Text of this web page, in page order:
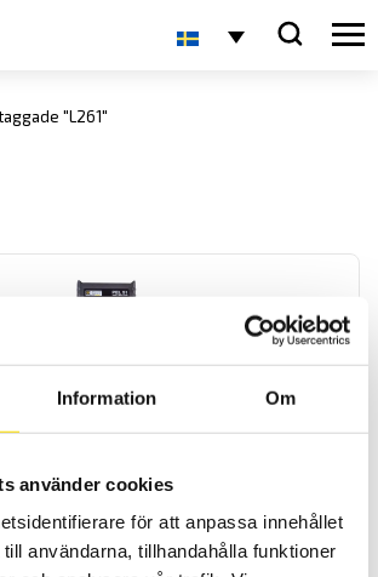
Information Om
använder cookies
för att anpassa innehållet
användarna, tillhandahålla funktioner
"L261"
& 52 1-fas effektlogger
samt cos phi. Alla mätningar lagras på
WiFi kommunikation samt VNC läge vilket gör
kan kommunicera med alla telefoner eller
pc-baserad svensk mjukvara för lagring och
rapportgenerering.